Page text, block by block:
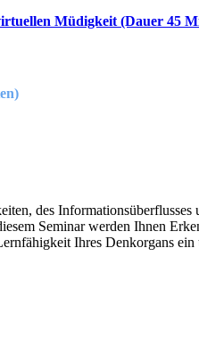
Müdigkeit (Dauer 45
des
Seminar werden Ihnen
Ihres Denkorgans